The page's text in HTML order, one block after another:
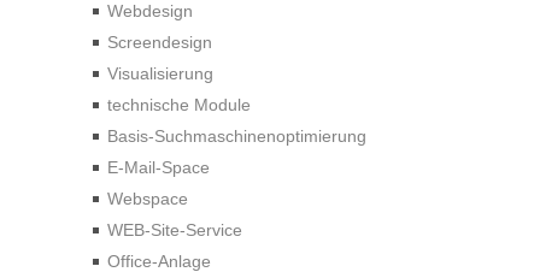
Webdesign
Screendesign
Visualisierung
technische Module
Basis-Suchmaschinenoptimierung
E-Mail-Space
Webspace
WEB-Site-Service
Office-Anlage